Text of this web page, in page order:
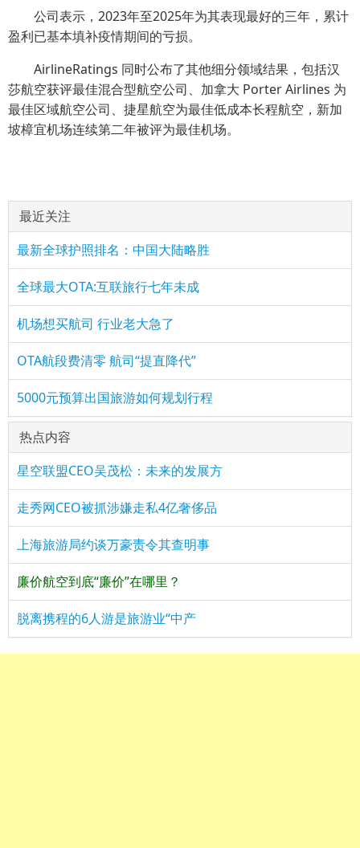
公司表示，2023年至2025年为其表现最好的三年，累计
盈利已基本填补疫情期间的亏损。
AirlineRatings 同时公布了其他细分领域结果，包括汉
莎航空获评最佳混合型航空公司、加拿大 Porter Airlines 为
最佳区域航空公司、捷星航空为最佳低成本长程航空，新加
坡樟宜机场连续第二年被评为最佳机场。
最近关注
最新全球护照排名：中国大陆略胜
全球最大OTA:互联旅行七年未成
机场想买航司 行业老大急了
OTA航段费清零 航司“提直降代”
5000元预算出国旅游如何规划行程
热点内容
星空联盟CEO吴茂松：未来的发展方
走秀网CEO被抓涉嫌走私4亿奢侈品
上海旅游局约谈万豪责令其查明事
廉价航空到底“廉价”在哪里？
脱离携程的6人游是旅游业“中产